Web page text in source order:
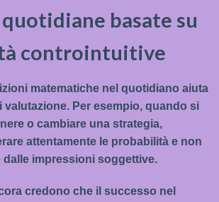
basate su
controintuitive
matematiche nel quotidiano aiuta
valutazione. Per esempio, quando si
o cambiare una strategia,
attentamente le probabilità e non
dalle impressioni soggettive.
credono che il successo nel